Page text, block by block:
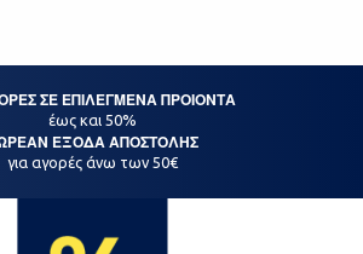
ΣΕ ΕΠΙΛΕΓΜΕΝΑ ΠΡΟΙΟΝΤΑ
έως και 50%
ΕΞΟΔΑ ΑΠΟΣΤΟΛΗΣ
για αγορές άνω των 50€